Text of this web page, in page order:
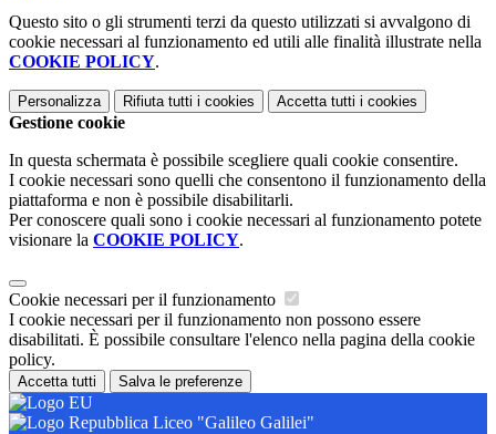
Questo sito o gli strumenti terzi da questo utilizzati si avvalgono di
cookie necessari al funzionamento ed utili alle finalità illustrate nella
COOKIE POLICY.
Personalizza Rifiuta tutti i cookies Accetta tutti i cookies
Gestione cookie
In questa schermata è possibile scegliere quali cookie consentire.
I cookie necessari sono quelli che consentono il funzionamento della
piattaforma e non è possibile disabilitarli.
Per conoscere quali sono i cookie necessari al funzionamento potete
visionare la COOKIE POLICY.
Cookie necessari per il funzionamento
I cookie necessari per il funzionamento non possono essere
disabilitati. È possibile consultare l'elenco nella pagina della cookie
policy.
Accetta tutti Salva le preferenze
Liceo "Galileo Galilei"